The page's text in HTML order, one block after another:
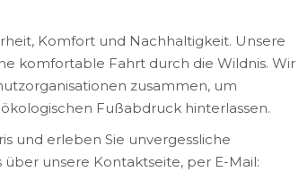
Komfort und Nachhaltigkeit. Unsere
komfortable Fahrt durch die Wildnis. Wir
zusammen, um
Fußabdruck hinterlassen.
und erleben Sie unvergessliche
unsere Kontaktseite, per E-Mail: